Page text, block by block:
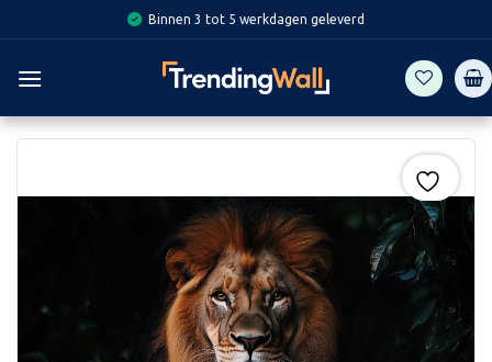
to
content
Binnen 3 tot 5 werkdagen geleverd